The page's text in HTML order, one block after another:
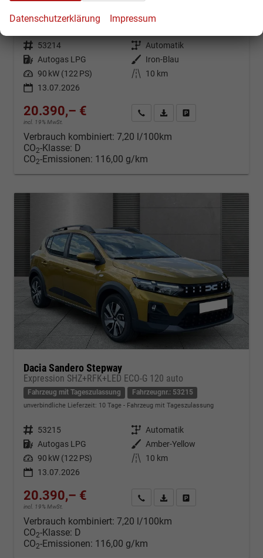
unverbindliche Lieferzeit:10 Tage Fahrzeug mit Tageszulassung
Fahrzeugnr. 53214 Getriebe Automatik
Kraftstoff Autogas LPG Außenfarbe Iron-Blau
Leistung 90 kW (122 PS) Kilometerstand
10 km
13.07.2026
20.390,– €
incl. 19% MwSt.
Kontakt & Angebot anfordern
PDF-Datei, Fahrzeugexposé
Verbrauch kombiniert: 7,20 l/100km
CO2-Klasse: D
CO2-Emissionen: 116,00 g/km
Dacia Sandero Stepway
Expression SHZ+RFK+LED ECO-G 120 auto
Fahrzeug mit Tageszulassung Fahrzeugnr.: 53215
unverbindliche Lieferzeit: 10 Tage Fahrzeug mit Tageszulassung
Fahrzeugnr. 53215 Getriebe Automatik
Kraftstoff Autogas LPG Außenfarbe Amber-Yellow
Leistung 90 kW (122 PS) Kilometerstand
10 km
13.07.2026
20.390,– €
incl. 19% MwSt.
Kontakt & Angebot anfordern
PDF-Datei, Fahrzeugexposé
Verbrauch kombiniert: 7,20 l/100km
CO2-Klasse: D
CO2-Emissionen: 116,00 g/km
Datenschutzerklärung Impressum